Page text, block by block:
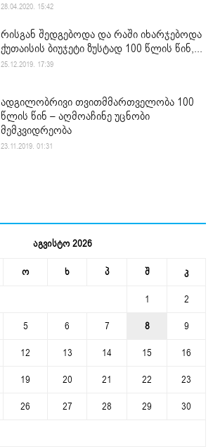
28.04.2020. 15:42
რისგან შედგებოდა და რაში იხარჯებოდა
ქუთაისის ბიუჯეტი ზუსტად 100 წლის წინ,...
25.12.2019. 17:39
ადგილობრივი თვითმმართველობა 100
წლის წინ – აღმოაჩინე უცნობი
მემკვიდრეობა
23.11.2019. 01:31
აგვისტო 2026
ო ხ პ შ კ
1
2
5 6 7 8
9
12 13 14 15
16
19 20 21 22
23
26 27 28 29
30